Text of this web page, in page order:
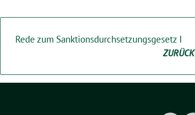
Rede zum Sanktionsdurchsetzungsgesetz I
ZURÜCK